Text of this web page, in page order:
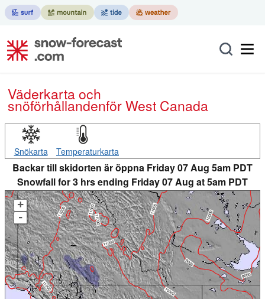
Väderkarta och
snöförhållandenför West Canada
Snökarta Temperaturkarta
Backar till skidorten är öppna Friday 07 Aug 5am PDT
Snowfall for 3 hrs ending Friday 07 Aug at 5am PDT
+
-